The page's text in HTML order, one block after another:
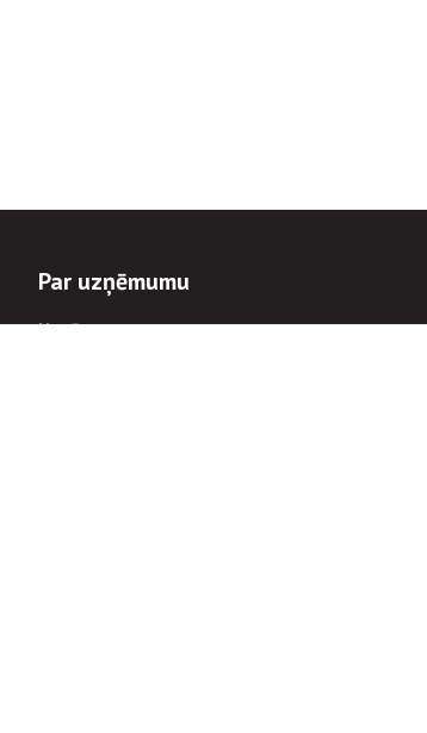
Par uzņēmumu
Uzņēmums